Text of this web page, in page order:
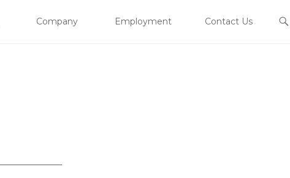
Company Employment Contact Us